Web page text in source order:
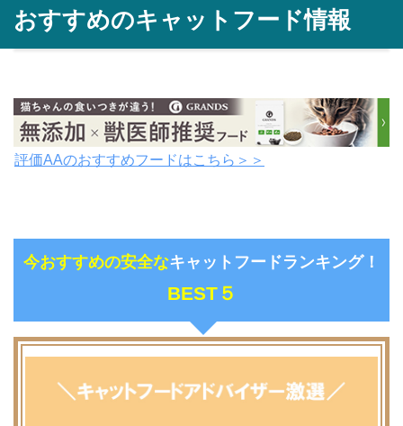
おすすめのキャットフード情報
評価AAのおすすめフードはこちら＞＞
今おすすめの安全なキャットフードランキング！
BEST５